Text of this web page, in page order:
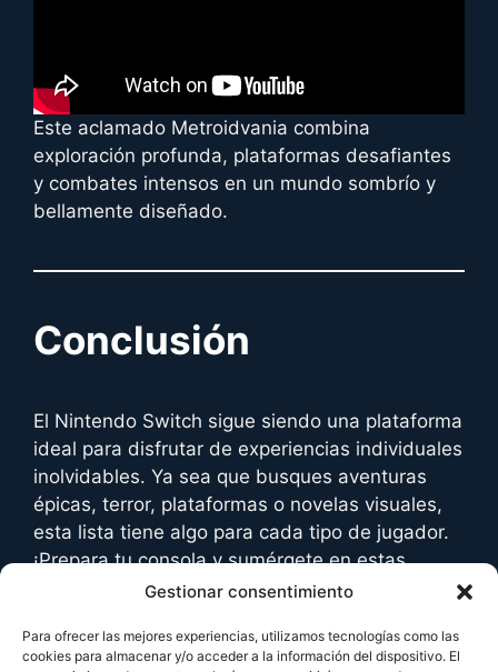
Gestionar consentimiento
Para ofrecer las mejores experiencias, utilizamos tecnologías como las
cookies para almacenar y/o acceder a la información del dispositivo. El
Este aclamado Metroidvania combina
exploración profunda, plataformas desafiantes
y combates intensos en un mundo sombrío y
bellamente diseñado.
Conclusión
El Nintendo Switch sigue siendo una plataforma
ideal para disfrutar de experiencias individuales
inolvidables. Ya sea que busques aventuras
épicas, terror, plataformas o novelas visuales,
esta lista tiene algo para cada tipo de jugador.
¡Prepara tu consola y sumérgete en estas
increíbles aventuras!